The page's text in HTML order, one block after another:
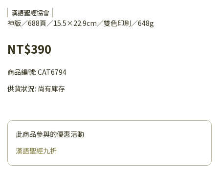
漢語聖經協會
神版／688頁／15.5×22.9cm／雙色印刷／648g
NT$390
商品編號: CAT6794
供貨狀況: 尚有庫存
此商品參與的優惠活動
漢語聖經九折